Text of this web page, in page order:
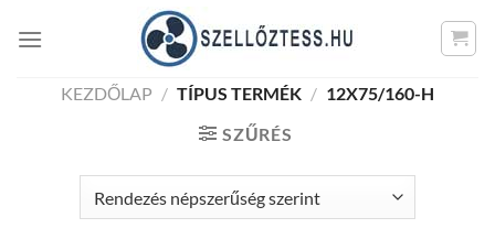
KEZDŐLAP / TÍPUS TERMÉK / 12X75/160-H
SZŰRÉS